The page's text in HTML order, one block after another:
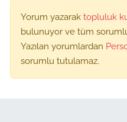
Yorum yazarak topluluk
bulunuyor ve tüm
Yazılan yorumlardan
sorumlu tutulamaz.